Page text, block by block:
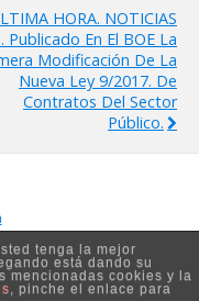
HORA. NOTICIAS
Publicado En El BOE La
Modificación De La
Nueva Ley 9/2017. De
Contratos Del Sector
Público.
tenga la mejor
está dando su
mencionadas cookies y la
, pinche el enlace para